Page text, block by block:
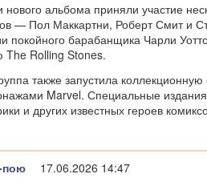
нового альбома приняли участие
— Пол Маккартни, Роберт Смит и
покойного барабанщика Чарли
The Rolling Stones.
также запустила
Marvel. Специальные
и других известных героев
пою 17.06.2026 14:47